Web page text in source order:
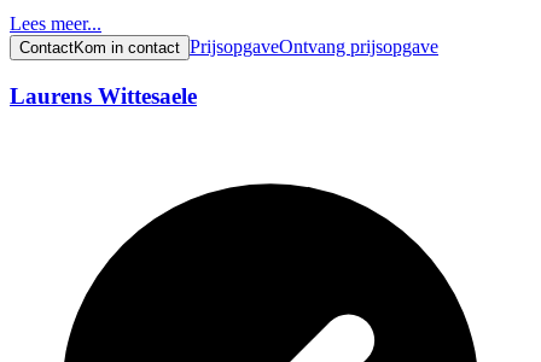
Lees meer...
ContactKom in contact PrijsopgaveOntvang prijsopgave
Laurens Wittesaele